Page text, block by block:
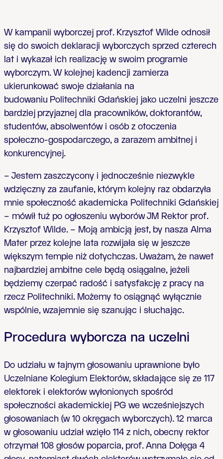
W kampanii wyborczej prof. Krzysztof Wilde odnosił
się do swoich deklaracji wyborczych sprzed czterech
lat i wykazał ich realizację w swoim programie
wyborczym. W kolejnej kadencji zamierza
ukierunkować swoje działania na
budowaniu Politechniki Gdańskiej jako uczelni jeszcze
bardziej przyjaznej dla pracowników, doktorantów,
studentów, absolwentów i osób z otoczenia
społeczno-gospodarczego,a zarazem ambitnej i
konkurencyjnej.
– Jestem zaszczycony i jednocześnie niezwykle
wdzięczny za zaufanie, którym kolejny raz obdarzyła
mnie społeczność akademicka Politechniki Gdańskiej
– mówił tuż po ogłoszeniu wyborów JM Rektor prof.
Krzysztof Wilde. – Moją ambicją jest, by nasza Alma
Mater przez kolejne lata rozwijała się w jeszcze
większym tempie niż dotychczas. Uważam, że nawet
najbardziej ambitne cele będą osiągalne, jeżeli
będziemy czerpać radość i satysfakcję z pracy na
rzecz Politechniki. Możemy to osiągnąć wyłącznie
wspólnie, wzajemnie się szanując i słuchając.
Procedura wyborcza na uczelni
Do udziału w tajnym głosowaniu uprawnione było
Uczelniane Kolegium Elektorów, składające się ze 117
elektorek i elektorów wyłonionych spośród
społeczności akademickiej PG we wcześniejszych
głosowaniach (w 10 okręgach wyborczych). 12 marca
w głosowaniu udział wzięło 114 z nich, obecny rektor
otrzymał 108 głosów poparcia, prof. Anna Dołęga 4